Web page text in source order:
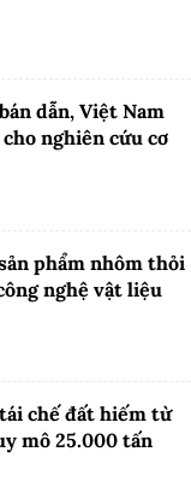
dẫn, Việt Nam
nghiên cứu cơ
phẩm nhôm thỏi
nghệ vật liệu
chế đất hiếm từ
mô 25.000 tấn